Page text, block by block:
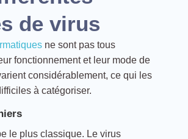
de virus
ne sont pas tous
fonctionnement et leur mode de
considérablement, ce qui les
à catégoriser.
le plus classique. Le virus